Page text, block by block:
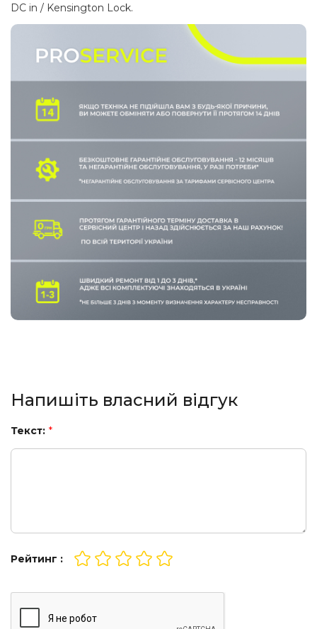
DC in / Kensington Lock.
Напишіть власний відгук
Текст: *
Рейтинг :